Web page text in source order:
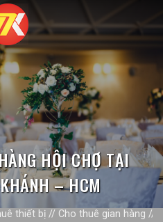
HỘI CHỢ TẠI
– HCM
thiết bị // Cho thuê gian hàng //